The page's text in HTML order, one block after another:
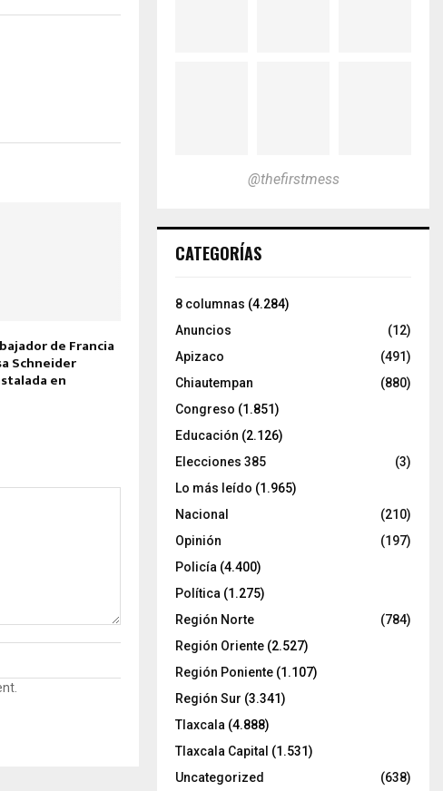
de Francia
Schneider
en
@thefirstmess
CATEGORÍAS
8 columnas (4.284)
Anuncios
(12)
Apizaco
(491)
Chiautempan
(880)
Congreso (1.851)
Educación (2.126)
Elecciones 385
(3)
Lo más leído (1.965)
Nacional
(210)
Opinión
(197)
Policía (4.400)
Política (1.275)
Región Norte
(784)
Región Oriente (2.527)
Región Poniente (1.107)
Región Sur (3.341)
Tlaxcala (4.888)
Tlaxcala Capital (1.531)
Uncategorized
(638)